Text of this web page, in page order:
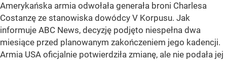
Amerykańska armia odwołała generała broni Charlesa
Costanzę ze stanowiska dowódcy V Korpusu. Jak
informuje ABC News, decyzję podjęto niespełna dwa
miesiące przed planowanym zakończeniem jego kadencji.
Armia USA oficjalnie potwierdziła zmianę, ale nie podała jej